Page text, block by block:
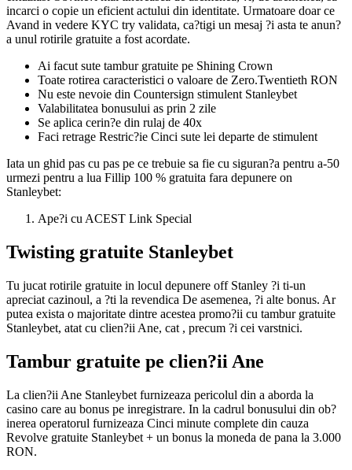
incarci o copie un eficient actului din identitate. Urmatoare doar ce
Avand in vedere KYC try validata, ca?tigi un mesaj ?i asta te anun?
a unul rotirile gratuite a fost acordate.
Ai facut sute tambur gratuite pe Shining Crown
Toate rotirea caracteristici o valoare de Zero.Twentieth RON
Nu este nevoie din Countersign stimulent Stanleybet
Valabilitatea bonusului as prin 2 zile
Se aplica cerin?e din rulaj de 40x
Faci retrage Restric?ie Cinci sute lei departe de stimulent
Iata un ghid pas cu pas pe ce trebuie sa fie cu siguran?a pentru a-50
urmezi pentru a lua Fillip 100 % gratuita fara depunere on
Stanleybet:
Ape?i cu ACEST Link Special
Twisting gratuite Stanleybet
Tu jucat rotirile gratuite in locul depunere off Stanley ?i ti-un
apreciat cazinoul, a ?ti la revendica De asemenea, ?i alte bonus. Ar
putea exista o majoritate dintre acestea promo?ii cu tambur gratuite
Stanleybet, atat cu clien?ii Ane, cat , precum ?i cei varstnici.
Tambur gratuite pe clien?ii Ane
La clien?ii Ane Stanleybet furnizeaza pericolul din a aborda la
casino care au bonus pe inregistrare. In la cadrul bonusului din ob?
inerea operatorul furnizeaza Cinci minute complete din cauza
Revolve gratuite Stanleybet + un bonus la moneda de pana la 3.000
RON.